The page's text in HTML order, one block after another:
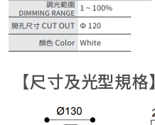
【尺寸及光型規格】